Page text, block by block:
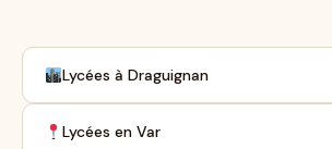
Lycées à Draguignan
Lycées en Var